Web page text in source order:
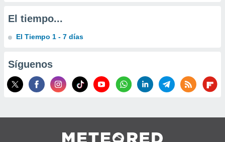
o a través
de
uso de
con el
e
El tiempo...
El Tiempo 1 - 7 días
Síguenos